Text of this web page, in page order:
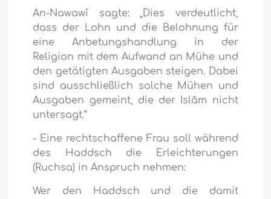
An-Nawawî sagte: „Dies verdeutlicht,
dass der Lohn und die Belohnung für
eine Anbetungshandlung in der
Religion mit dem Aufwand an Mühe und
den getätigten Ausgaben steigen. Dabei
sind ausschließlich solche Mühen und
Ausgaben gemeint, die der Islâm nicht
untersagt.“
- Eine rechtschaffene Frau soll während
des Haddsch die Erleichterungen
(Ruchsa) in Anspruch nehmen:
Wer den Haddsch und die damit